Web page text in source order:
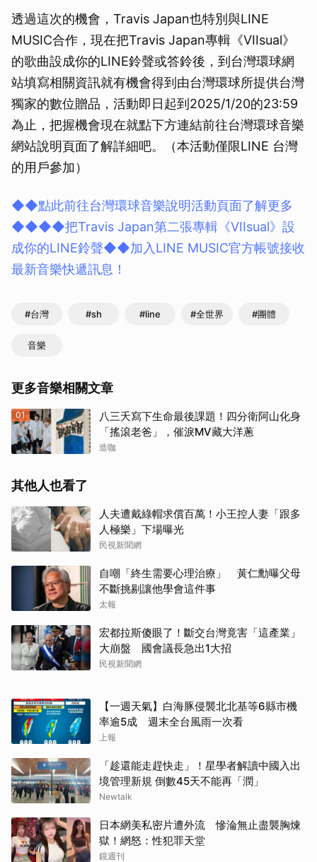
透過這次的機會，Travis Japan也特別與LINE
MUSIC合作，現在把Travis Japan專輯《VIIsual》
的歌曲設成你的LINE鈴聲或答鈴後，到台灣環球網
站填寫相關資訊就有機會得到由台灣環球所提供台灣
獨家的數位贈品，活動即日起到2025/1/20的23:59
為止，把握機會現在就點下方連結前往台灣環球音樂
網站說明頁面了解詳細吧。（本活動僅限LINE 台灣
的用戶參加）
◆◆點此前往台灣環球音樂說明活動頁面了解更多
◆◆◆◆把Travis Japan第二張專輯《VIIsual》設
成你的LINE鈴聲◆◆加入LINE MUSIC官方帳號接收
最新音樂快遞訊息！
#台灣 #sh #line #全世界 #團體
音樂
更多音樂相關文章
01
八三夭寫下生命最後課題！四分衛阿山化身
「搖滾老爸」，催淚MV藏大洋蔥
造咖
其他人也看了
人夫遭戴綠帽求償百萬！小王控人妻「跟多
人極樂」下場曝光
民視新聞網
自嘲「終生需要心理治療」 黃仁勳曝父母
不斷挑剔讓他學會這件事
太報
宏都拉斯傻眼了！斷交台灣竟害「這產業」
大崩盤 國會議長急出1大招
民視新聞網
【一週天氣】白海豚侵襲北北基等6縣市機
率逾5成 週末全台風雨一次看
上報
「趁還能走趕快走」！星學者解讀中國入出
境管理新規 倒數45天不能再「潤」
Newtalk
日本網美私密片遭外流 慘淪無止盡襲胸煉
獄！網怒：性犯罪天堂
鏡週刊
取消